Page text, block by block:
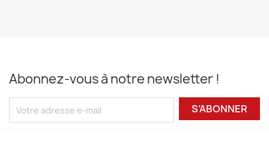
Abonnez-vous à notre newsletter !
S’ABONNER